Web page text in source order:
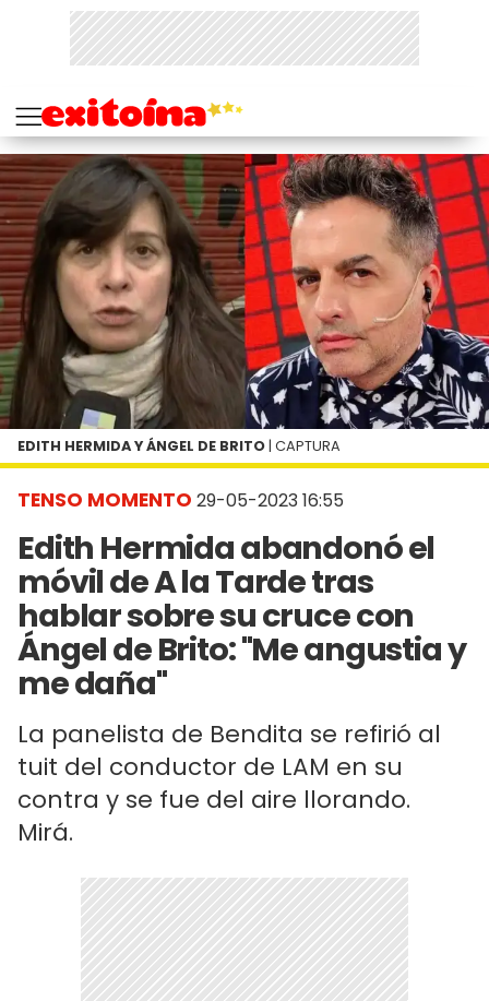
TENSO MOMENTO 29-05-2023 16:55
Edith Hermida abandonó el
móvil de A la Tarde tras
hablar sobre su cruce con
Ángel de Brito: "Me angustia y
me daña"
La panelista de Bendita se refirió al
tuit del conductor de LAM en su
contra y se fue del aire llorando.
Mirá.
EDITH HERMIDA Y ÁNGEL DE BRITO | CAPTURA